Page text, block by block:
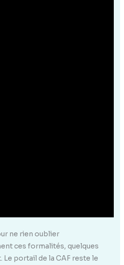
ne rien oublier
ces formalités, quelques
portail de la CAF reste le